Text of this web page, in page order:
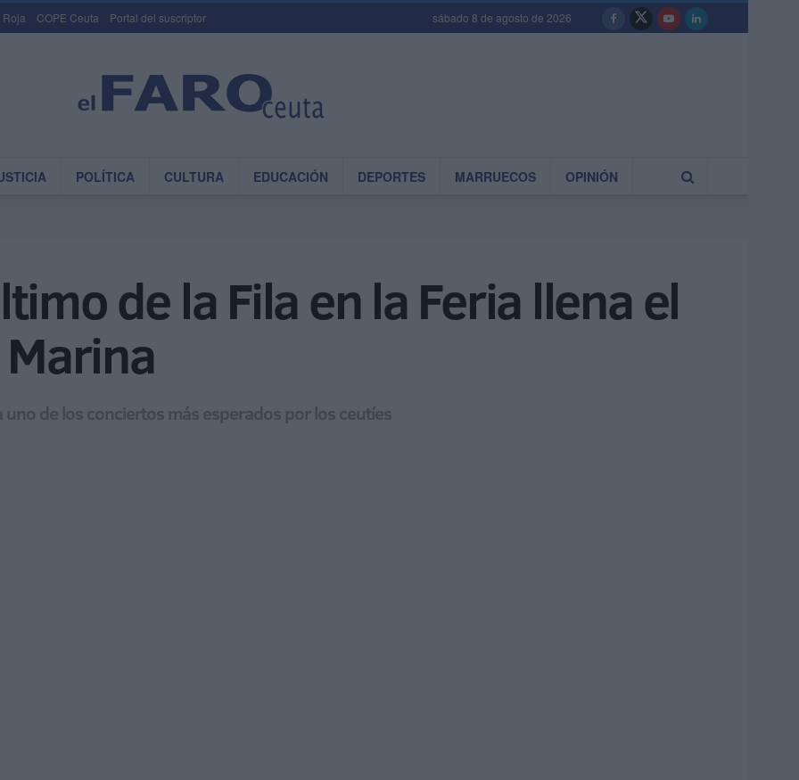
Roja COPE Ceuta Portal del suscriptor sábado 8 de agosto de 2026
POLÍTICA CULTURA EDUCACIÓN DEPORTES MARRUECOS OPINIÓN
de la Fila en la Feria llena el
de los conciertos más esperados por los ceutíes